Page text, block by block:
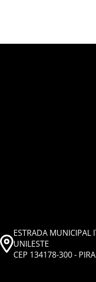
ESTRADA MUNICIPAL
UNILESTE
CEP 134178-300 -